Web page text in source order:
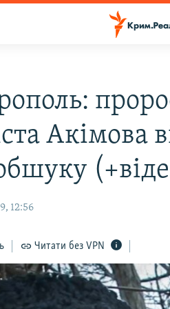
Акімова
12:56
Читати без VPN